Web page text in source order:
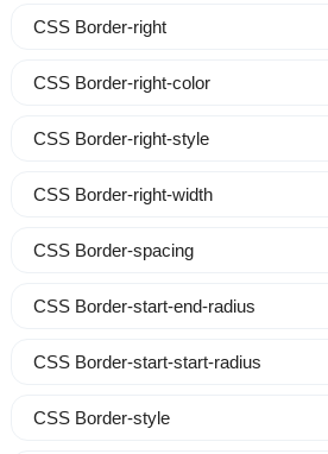
CSS Border-right
CSS Border-right-color
CSS Border-right-style
CSS Border-right-width
CSS Border-spacing
CSS Border-start-end-radius
CSS Border-start-start-radius
CSS Border-style